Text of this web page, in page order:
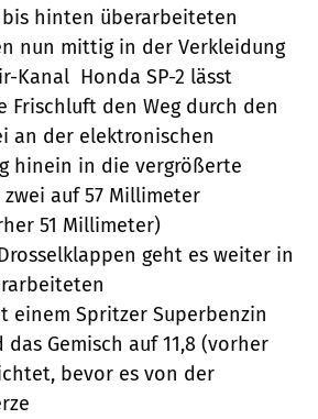
hinten überarbeiteten
nun mittig in der Verkleidung
Kanal  Honda SP-2 lässt
Frischluft den Weg durch den
an der elektronischen
hinein in die vergrößerte
auf 57 Millimeter
51 Millimeter)
geht es weiter in
einem Spritzer Superbenzin
Gemisch auf 11,8 (vorher
bevor es von der